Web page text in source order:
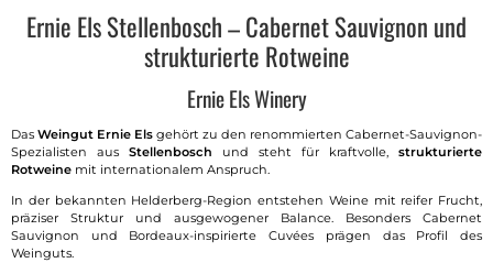
Ernie Els Stellenbosch – Cabernet Sauvignon und
strukturierte Rotweine
Ernie Els Winery
Das Weingut Ernie Els gehört zu den renommierten Cabernet-Sauvignon-
Spezialisten aus Stellenbosch und steht für kraftvolle, strukturierte
Rotweine mit internationalem Anspruch.
In der bekannten Helderberg-Region entstehen Weine mit reifer Frucht,
präziser Struktur und ausgewogener Balance. Besonders Cabernet
Sauvignon und Bordeaux-inspirierte Cuvées prägen das Profil des
Weinguts.